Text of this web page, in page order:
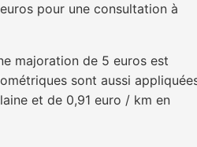
pour une consultation à
majoration de 5 euros est
sont aussi
et de 0,91 euro / km en